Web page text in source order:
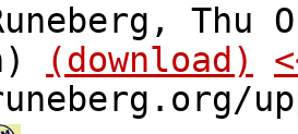
Thu
(download)